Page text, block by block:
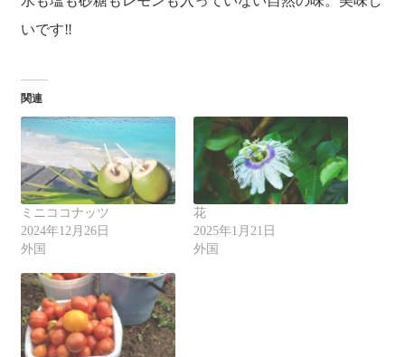
いです‼
関連
ミニココナッツ
2024年12月26日
外国
花
2025年1月21日
外国